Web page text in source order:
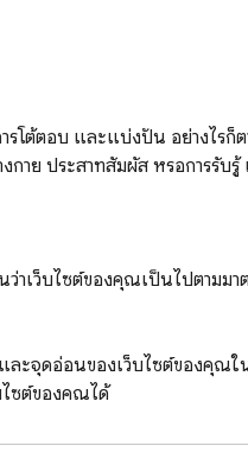
ต้ตอบ และแบ่งปัน อย่างไรก็
าย ประสาทสัมผัส หรือการรับ
าเว็บไซต์ของคุณเป็นไปตามมา
ะจุดอ่อนของเว็บไซต์ของคุณ
ไซต์ของคุณได้